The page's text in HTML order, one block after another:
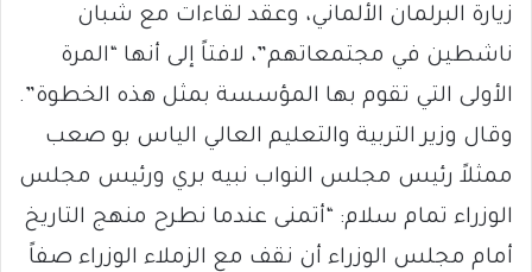
زيارة البرلمان الألماني، وعقد لقاءات مع شبان
ناشطين في مجتمعاتهم”، لافتاً إلى أنها “المرة
الأولى التي تقوم بها المؤسسة بمثل هذه الخطوة”.
وقال وزير التربية والتعليم العالي الياس بو صعب
ممثلاً رئيس مجلس النواب نبيه بري ورئيس مجلس
الوزراء تمام سلام: “أتمنى عندما نطرح منهج التاريخ
أمام مجلس الوزراء أن نقف مع الزملاء الوزراء صفاً